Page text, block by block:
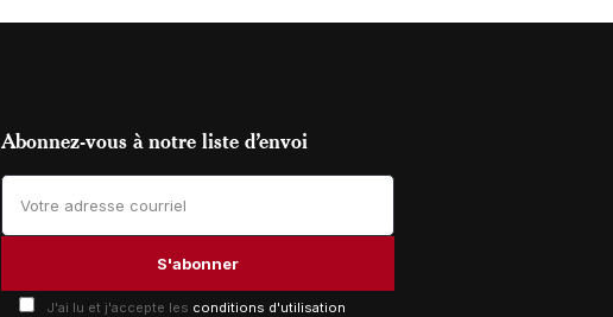
Abonnez-vous à notre liste d’envoi
J'ai lu et j'accepte les conditions d'utilisation